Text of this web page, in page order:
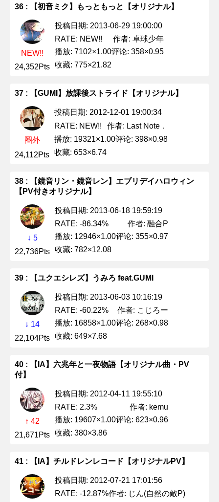
36 : 【初音ミク】もっともっと【オリジナル】
NEW!!
24,352Pts
投稿日期: 2013-06-29 19:00:00
RATE: NEW!!
作者: 卓球少年
播放: 7102×1.00评论: 358×0.95
收藏: 775×21.82
37 : 【GUMI】放課後ストライド【オリジナル】
圈外
24,112Pts
投稿日期: 2012-12-01 19:00:34
RATE: NEW!!
作者: Last Note．
播放: 19321×1.00评论: 398×0.98
收藏: 653×6.74
38 : 【鏡音リン・鏡音レン】エブリデイハロウィン
【PV付きオリジナル】
↓ 5
22,736Pts
投稿日期: 2013-06-18 19:59:19
RATE: -86.34%
作者: 融合P
播放: 12946×1.00评论: 355×0.97
收藏: 782×12.08
39 : 【ユクエシレズ】うみろ feat.GUMI
↓ 14
22,104Pts
投稿日期: 2013-06-03 10:16:19
RATE: -60.22%
作者: こじろー
播放: 16858×1.00评论: 268×0.98
收藏: 649×7.68
40 : 【IA】六兆年と一夜物語【オリジナル曲・PV
付】
↑ 42
21,671Pts
投稿日期: 2012-04-11 19:55:10
RATE: 2.3%
作者: kemu
播放: 19607×1.00评论: 623×0.96
收藏: 380×3.86
41 : 【IA】チルドレンレコード【オリジナルPV】
投稿日期: 2012-07-21 17:01:56
RATE: -12.87%作者: じん(自然の敵P)